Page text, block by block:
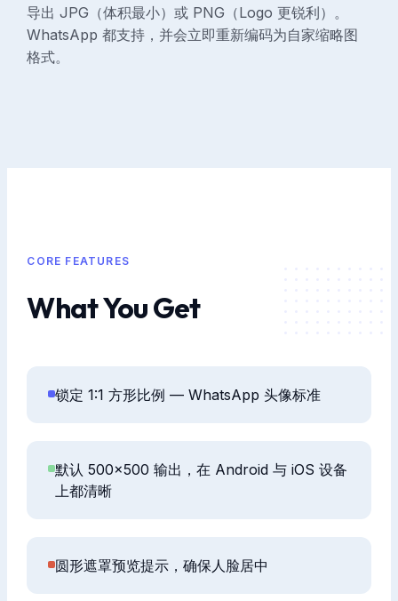
导出 JPG（体积最小）或 PNG（Logo 更锐利）。
WhatsApp 都支持，并会立即重新编码为自家缩略图
格式。
CORE FEATURES
What You Get
锁定 1:1 方形比例 — WhatsApp 头像标准
默认 500×500 输出，在 Android 与 iOS 设备
上都清晰
圆形遮罩预览提示，确保人脸居中